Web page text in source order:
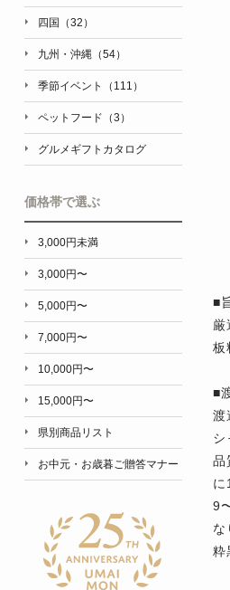
■
厳
板
■
渡
シ
品
に
9
な
粋
四国（32）
九州・沖縄（54）
季節イベント（111）
ペットフード（3）
グルメギフトカタログ
価格帯で選ぶ
3,000円未満
3,000円〜
5,000円〜
7,000円〜
10,000円〜
15,000円〜
県別商品リスト
お中元・お歳暮ご贈答マナー